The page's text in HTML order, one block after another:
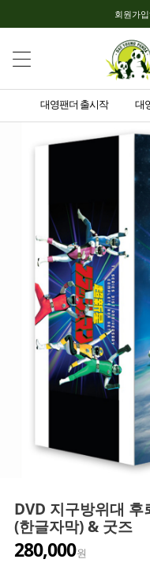
회원가
대영팬더 출시작 대
DVD 지구방위대
(한글자막) & 굿즈
280,000원